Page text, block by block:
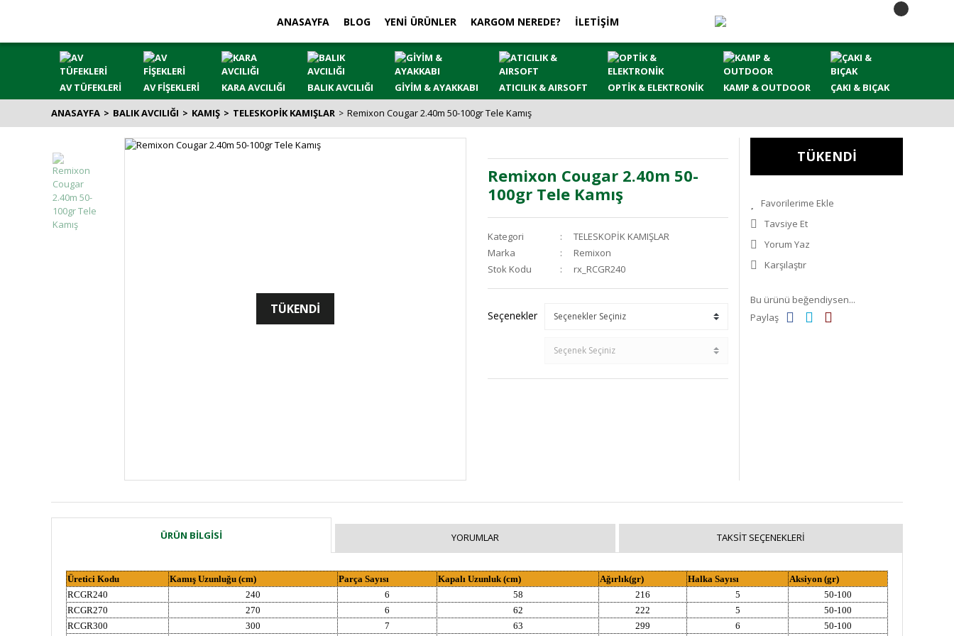
ANASAYFA BLOG YENİ ÜRÜNLER KARGOM NEREDE? İLETİŞİM
AV TÜFEKLERİ AV FİŞEKLERİ KARA AVCILIĞI BALIK AVCILIĞI GİYİM & AYAKKABI ATICILIK & AIRSOFT OPTİK & ELEKTRONİK KAMP & OUTDOOR
ÇAKI & BIÇAK
ANASAYFA
BALIK AVCILIĞI KAMIŞ TELESKOPİK KAMIŞLAR Remixon Cougar 2.40m 50-100gr Tele Kamış
TÜKENDİ
Remixon Cougar 2.40m 50-
100gr Tele Kamış
Kategori
TELESKOPİK KAMIŞLAR
Marka
Remixon
Stok Kodu
rx_RCGR240
Seçenekler
TÜKENDİ
Tavsiye Et
Yorum Yaz
Karşılaştır
Bu ürünü beğendiysen...
Paylaş
ÜRÜN BILGISI YORUMLAR TAKSIT SEÇENEKLERI
Üretici Kodu Kamış Uzunluğu (cm) Parça Sayısı Kapalı Uzunluk (cm) Ağırlık(gr) Halka Sayısı
Aksiyon (gr)
RCGR240
240 6 58 216 5
50-100
RCGR270
270 6 62 222 5
50-100
RCGR300
300 7 63 299 6
50-100